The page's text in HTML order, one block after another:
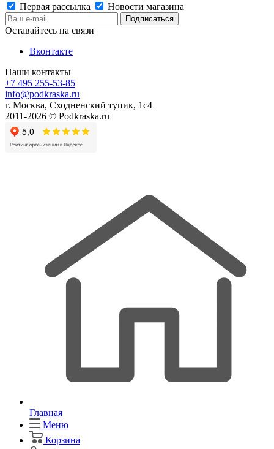
Первая рассылка
Новости магазина
Оставайтесь на связи
Вконтакте
Наши контакты
+7 495 255-53-85
info@podkraska.ru
г. Москва, Сходненский тупик, 1с4
2011-2026 © Podkraska.ru
Главная
Меню
Корзина